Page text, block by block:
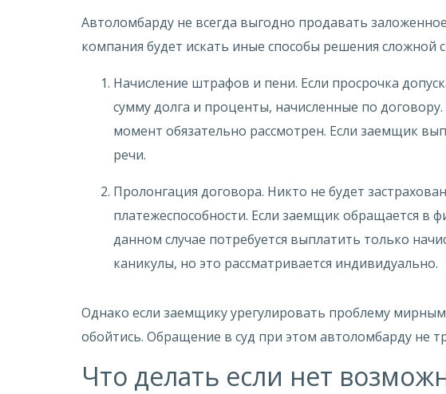
Автоломбарду не всегда выгодно продавать
компания будет искать иные способы решения сложной
Начисление штрафов и пени. Если просрочка
сумму долга и проценты, начисленные по
момент обязательно рассмотрен. Если заемщик
речи.
Пролонгация договора. Никто не будет
платежеспособности. Если заемщик обращается в
данном случае потребуется выплатить только
каникулы, но это рассматривается индивидуально.
Однако если заемщику урегулировать проблему
обойтись. Обращение в суд при этом автоломбарду не
Что делать если нет